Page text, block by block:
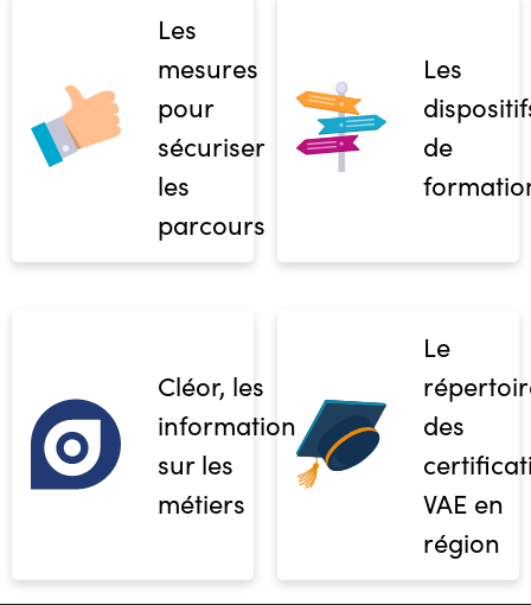
Les
mesures
pour
sécuriser
les
parcours
Les
de
Cléor, les
informations
sur les
métiers
Le
des
VAE en
région